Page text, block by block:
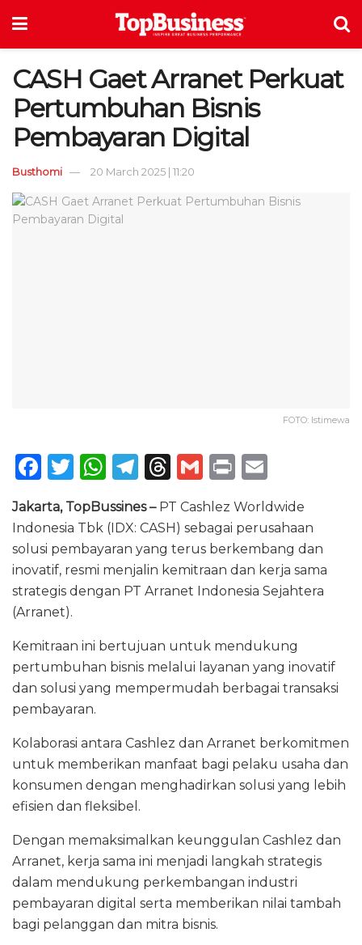
CASH Gaet Arranet Perkuat
Pertumbuhan Bisnis
Pembayaran Digital
Busthomi 20 March 2025 | 11:20
FOTO: Istimewa
F
c
e
b
o
o
k
T
w
it
te
r
W
h
a
ts
A
p
T
e
g
ra
m
T
re
a
d
s
G
m
ai
l
P
n
t
m
ai
l
Jakarta, TopBussines –PT Cashlez Worldwide
Indonesia Tbk (IDX: CASH) sebagai perusahaan
solusi pembayaran yang terus berkembang dan
inovatif, resmi menjalin kemitraan dan kerja sama
strategis dengan PT Arranet Indonesia Sejahtera
(Arranet).
Kemitraan ini bertujuan untuk mendukung
pertumbuhan bisnis melalui layanan yang inovatif
dan solusi yang mempermudah berbagai transaksi
pembayaran.
Kolaborasi antara Cashlez dan Arranet berkomitmen
untuk memberikan manfaat bagi pelaku usaha dan
konsumen dengan menghadirkan solusi yang lebih
efisien dan fleksibel.
Dengan memaksimalkan keunggulan Cashlez dan
Arranet, kerja sama ini menjadi langkah strategis
dalam mendukung perkembangan industri
pembayaran digital serta memberikan nilai tambah
bagi pelanggan dan mitra bisnis.